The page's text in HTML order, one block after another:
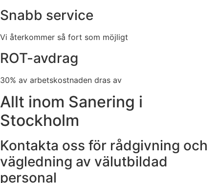
Snabb service
Vi återkommer så fort som möjligt
ROT-avdrag
30% av arbetskostnaden dras av
Allt inom Sanering i
Stockholm
Kontakta oss för rådgivning och
vägledning av välutbildad
personal